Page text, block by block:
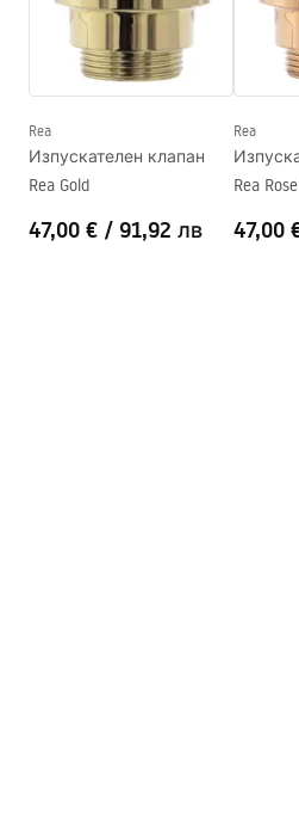
Ширина
Височина
Дълбочина
Форма
Отвор на батерията
НЕ
Гаранционни условия
Rea
Изпускателен клапан
Rea Gold
47,00 € / 91,92 лв
Rea
Rea
47,00